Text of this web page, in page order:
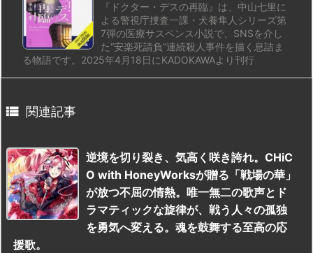
『ドクター・デスの再臨』は、中山七里に
よる警視庁捜査一課・犬養隼人シリーズ第
7弾の医療サスペンス小説で、SNSを介し
た“安楽死請負”連続殺人事件を描く息詰ま
る物語です。2025年4月18日にKADOKAWAより刊行
 関連記事
逆境を切り裂き、気高く咲き誇れ。CHiC
O with HoneyWorksが贈る「戦場の華」
が放つ不屈の情熱。唯一無二の歌声とド
ラマティックな旋律が、戦う人々の孤独
を勇気へ変える。魂を鼓舞する至高の応
援歌。